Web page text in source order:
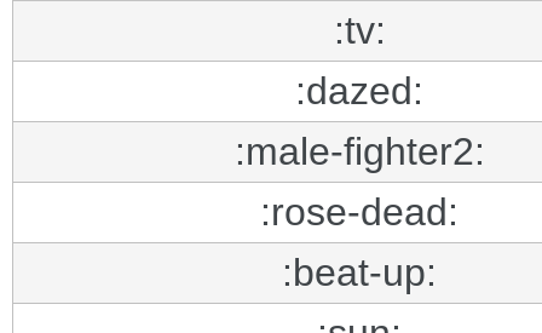
:tv:
:dazed:
:male-fighter2:
:rose-dead:
:beat-up: